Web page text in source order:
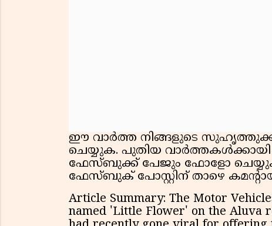
ഈ വാർത്ത നിങ്ങളുടെ
ചെയ്യുക. പുതിയ
ഫേസ്ബുക്ക് പേജും ഫോളോ
ഫേസ്ബുക് പോസ്റ്റിന് താഴെ
Article Summary: The Motor
named 'Little Flower' on the Aluva